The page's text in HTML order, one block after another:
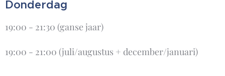
Donderdag
19:00 - 21:30 (ganse jaar)
19:00 - 21:00 (juli/augustus + december/januari)